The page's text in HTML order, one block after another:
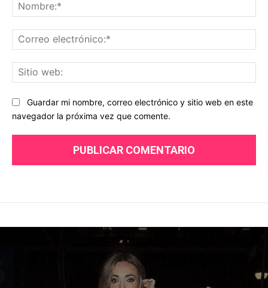
Guardar mi nombre, correo electrónico y sitio web en este
navegador la próxima vez que comente.